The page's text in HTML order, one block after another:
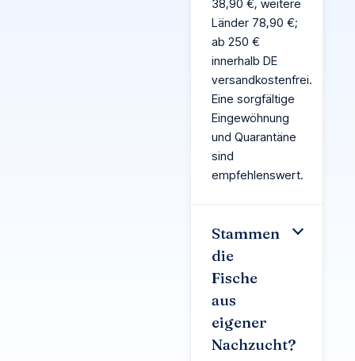
38,90 €, weitere
Länder 78,90 €;
ab 250 €
innerhalb DE
versandkostenfrei.
Eine sorgfältige
Eingewöhnung
und Quarantäne
sind
empfehlenswert.
Stammen
die
Fische
aus
eigener
Nachzucht?